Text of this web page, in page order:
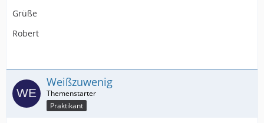
Grüße
Robert
Weißzuwenig
Praktikant